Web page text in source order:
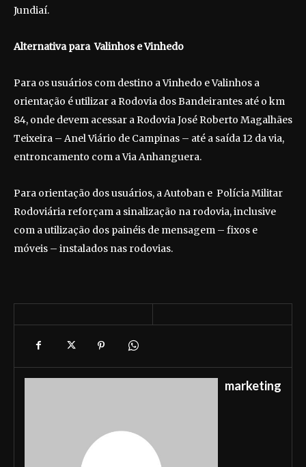
Jundiaí.
Alternativa para Valinhos e Vinhedo
Para os usuários com destino a Vinhedo e Valinhos a
orientação é utilizar a Rodovia dos Bandeirantes até o km
84, onde devem acessar a Rodovia José Roberto Magalhães
Teixeira – Anel Viário de Campinas – até a saída 12 da via,
entroncamento com a Via Anhanguera.
Para orientação dos usuários, a Autoban e Polícia Militar
Rodoviária reforçam a sinalização na rodovia, inclusive
com a utilização dos painéis de mensagem – fixos e
móveis – instalados nas rodovias.
marketing